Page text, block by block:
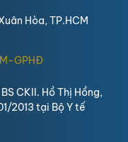
Hòa, TP.HCM
GPHĐ
CKII. Hồ Thị Hồng,
2013 tại Bộ Y tế